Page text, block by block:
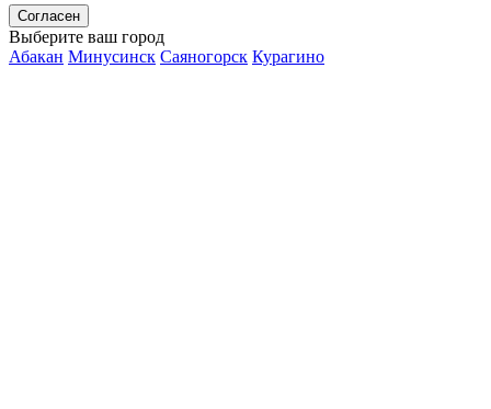
Согласен
Выберите ваш город
Абакан Минусинск Саяногорск Курагино